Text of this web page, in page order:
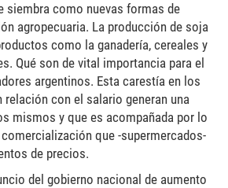
siembra como nuevas formas de
agropecuaria. La producción de soja
como la ganadería, cereales y
Qué son de vital importancia para el
argentinos. Esta carestía en los
relación con el salario generan una
mismos y que es acompañada por lo
que -supermercados-
de precios.
del gobierno nacional de aumento